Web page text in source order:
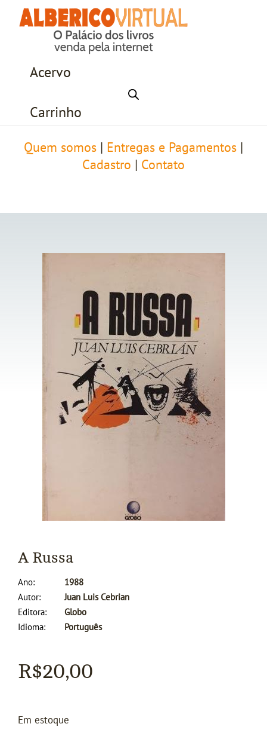
Acervo
Carrinho
Quem somos Entregas e Pagamentos
Cadastro
Contato
A Russa
Ano
1988
Autor
Juan Luis Cebrian
Editora
Globo
Idioma
Português
R$20,00
Em estoque